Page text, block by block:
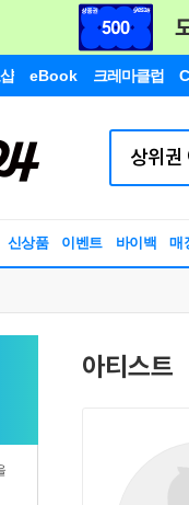
eBook 크레마클럽
신상품 이벤트 바이백 매
아티스트